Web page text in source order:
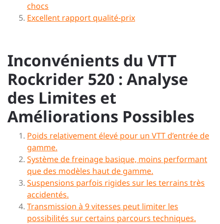
chocs
Excellent rapport qualité-prix
Inconvénients du VTT
Rockrider 520 : Analyse
des Limites et
Améliorations Possibles
Poids relativement élevé pour un VTT d’entrée de
gamme.
Système de freinage basique, moins performant
que des modèles haut de gamme.
Suspensions parfois rigides sur les terrains très
accidentés.
Transmission à 9 vitesses peut limiter les
possibilités sur certains parcours techniques.